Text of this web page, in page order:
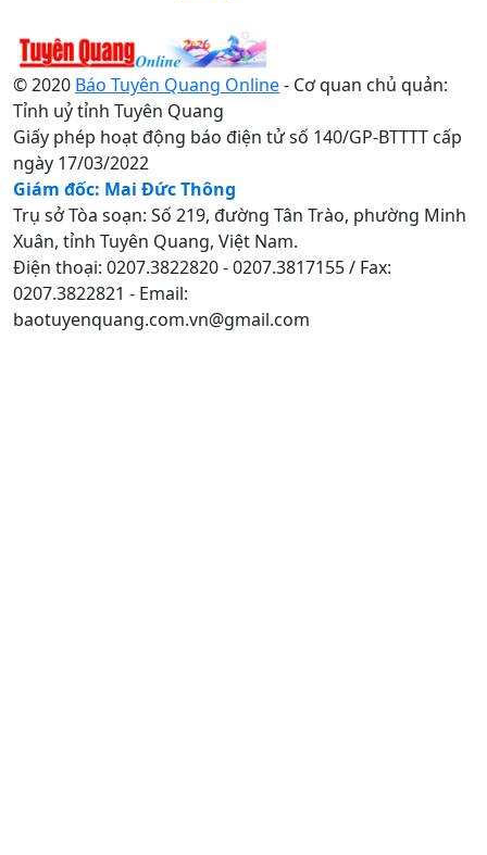
© 2020 Báo Tuyên Quang Online- Cơ quan chủ quản:
Tỉnh uỷ tỉnh Tuyên Quang
Giấy phép hoạt động báo điện tử số 140/GP-BTTTT cấp
ngày 17/03/2022
Giám đốc: Mai Đức Thông
Trụ sở Tòa soạn: Số 219, đường Tân Trào, phường Minh
Xuân, tỉnh Tuyên Quang, Việt Nam.
Điện thoại: 0207.3822820 - 0207.3817155 / Fax:
0207.3822821 - Email:
baotuyenquang.com.vn@gmail.com